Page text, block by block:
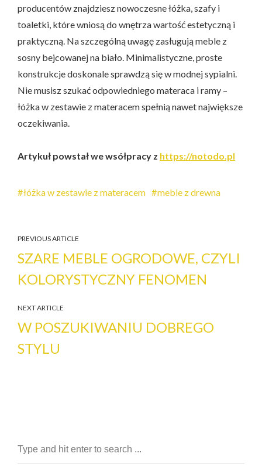
producentów znajdziesz nowoczesne łóżka, szafy i
toaletki, które wniosą do wnętrza wartość estetyczną i
praktyczną. Na szczególną uwagę zasługują meble z
sosny bejcowanej na biało. Minimalistyczne, proste
konstrukcje doskonale sprawdzą się w modnej sypialni.
Nie musisz szukać odpowiedniego materaca i ramy –
łóżka w zestawie z materacem spełnią nawet największe
oczekiwania.
Artykuł powstał we wsółpracy z https://notodo.pl
łóżka w zestawie z materacem meble z drewna
PREVIOUS ARTICLE
SZARE MEBLE OGRODOWE, CZYLI
KOLORYSTYCZNY FENOMEN
NEXT ARTICLE
W POSZUKIWANIU DOBREGO
STYLU